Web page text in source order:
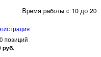
Время работы с 10 до 20
0 позиций
руб.